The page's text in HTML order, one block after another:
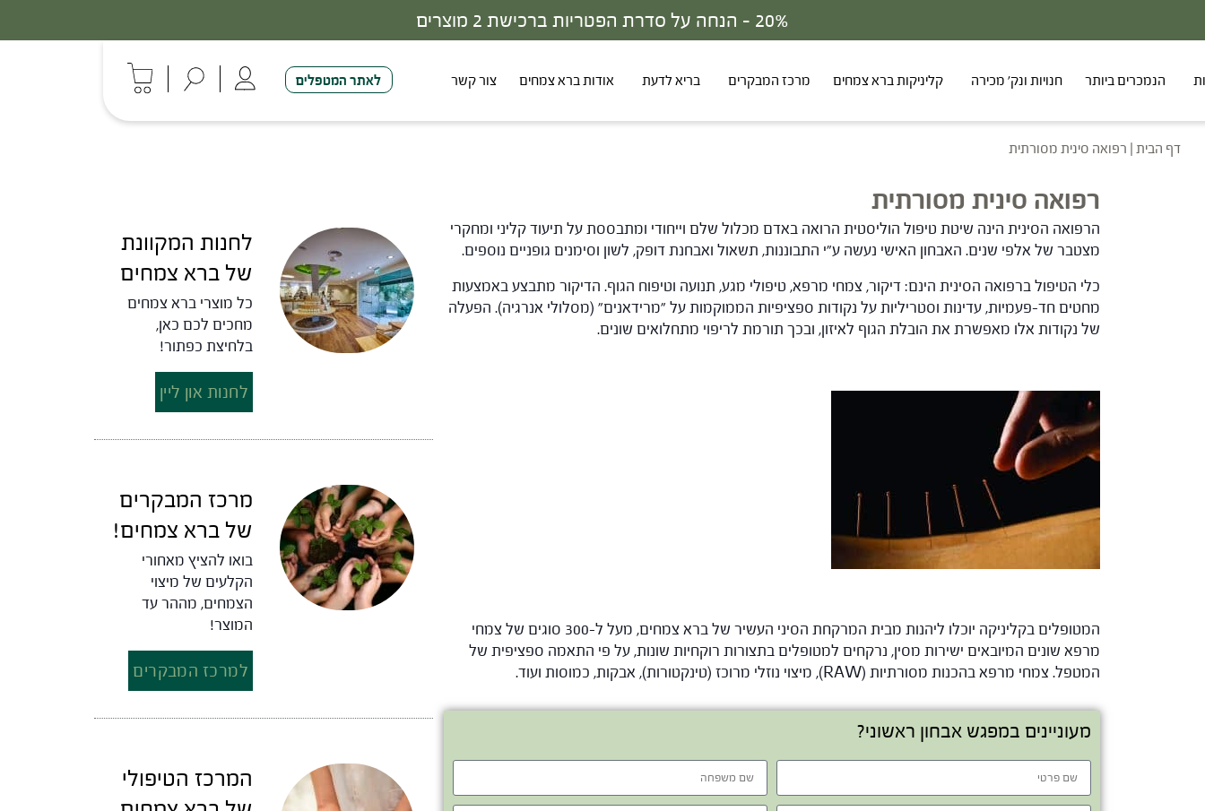
20% - הנחה על סדרת הפטריות ברכישת 2 מוצרים
הנמכרים ביותר חנויות ונק' מכירה קליניקות ברא צמחים מרכז המבקרים בריא לדעת אודות ברא צמחים צור קשר לאתר המטפלים
דף הבית | רפואה סינית מסורתית
רפואה סינית מסורתית
הרפואה הסינית הינה שיטת טיפול הוליסטית הרואה באדם מכלול שלם וייחודי ומתבססת על תיעוד קליני ומחקרי
מצטבר של אלפי שנים. האבחון האישי נעשה ע"י התבוננות, תשאול ואבחנת דופק, לשון וסימנים גופניים נוספים.
כלי הטיפול ברפואה הסינית הינם: דיקור, צמחי מרפא, טיפולי מגע, תנועה וטיפוח הגוף. הדיקור מתבצע באמצעות
מחטים חד-פעמיות, עדינות וסטריליות על נקודות ספציפיות הממוקמות על "מרידאנים" (מסלולי אנרגיה). הפעלה
של נקודות אלו מאפשרת את הובלת הגוף לאיזון, ובכך תורמת לריפוי מתחלואים שונים.
המטופלים בקליניקה יוכלו ליהנות מבית המרקחת הסיני העשיר של ברא צמחים, מעל ל-300 סוגים של צמחי
מרפא שונים המיובאים ישירות מסין, נרקחים למטופלים בתצורות רוקחיות שונות, על פי התאמה ספציפית של
המטפל. צמחי מרפא בהכנות מסורתיות (RAW), מיצוי נוזלי מרוכז (טינקטורות), אבקות, כמוסות ועוד.
מעוניינים במפגש אבחון ראשוני?
לחנות המקוונת
של ברא צמחים
כל מוצרי ברא צמחים
מחכים לכם כאן,
בלחיצת כפתור!
לחנות און ליין
מרכז המבקרים
של ברא צמחים!
בואו להציץ מאחורי
הקלעים של מיצוי
הצמחים, מההר עד
המוצר!
למרכז המבקרים
המרכז הטיפולי